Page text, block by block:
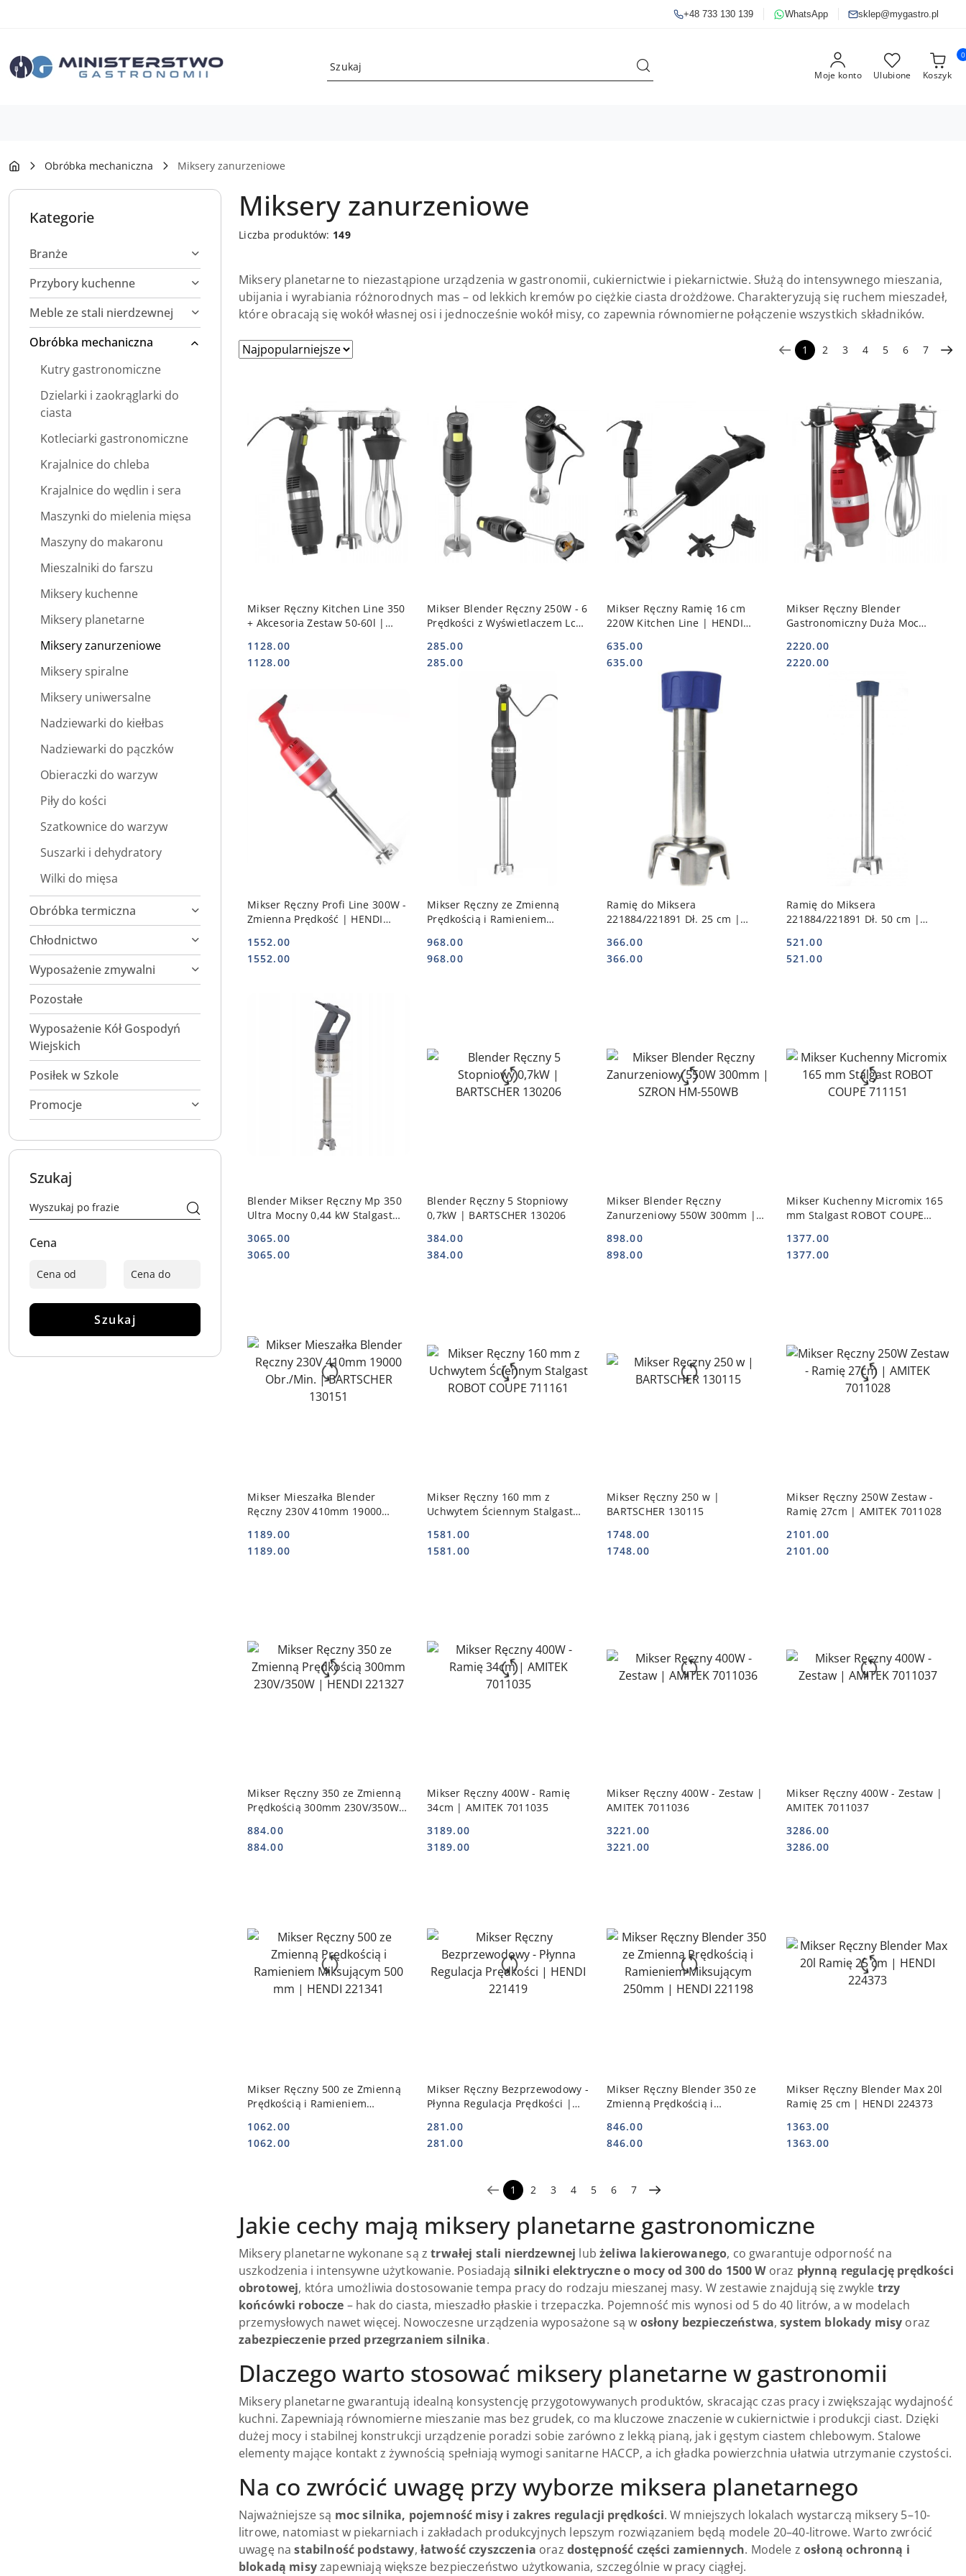
+48 733 130 139 WhatsApp sklep@mygastro.pl
Moje konto Ulubione Koszyk
0
Obróbka mechaniczna Miksery zanurzeniowe
Kategorie
Branże
Przybory kuchenne
Meble ze stali nierdzewnej
Obróbka mechaniczna
Kutry gastronomiczne
Dzielarki i zaokrąglarki do
ciasta
Kotleciarki gastronomiczne
Krajalnice do chleba
Krajalnice do wędlin i sera
Maszynki do mielenia mięsa
Maszyny do makaronu
Mieszalniki do farszu
Miksery kuchenne
Miksery planetarne
Miksery zanurzeniowe
Miksery spiralne
Miksery uniwersalne
Nadziewarki do kiełbas
Nadziewarki do pączków
Obieraczki do warzyw
Piły do kości
Szatkownice do warzyw
Suszarki i dehydratory
Wilki do mięsa
Obróbka termiczna
Chłodnictwo
Wyposażenie zmywalni
Pozostałe
Wyposażenie Kół Gospodyń
Wiejskich
Posiłek w Szkole
Promocje
Szukaj
Cena
Szukaj
Miksery zanurzeniowe
Liczba produktów: 149
Miksery planetarne to niezastąpione urządzenia w gastronomii, cukiernictwie i piekarnictwie. Służą do intensywnego mieszania,
ubijania i wyrabiania różnorodnych mas – od lekkich kremów po ciężkie ciasta drożdżowe. Charakteryzują się ruchem mieszadeł,
które obracają się wokół własnej osi i jednocześnie wokół misy, co zapewnia równomierne połączenie wszystkich składników.
Zastosowano
Sortuj
według
1 2 3 4 5 6 7
Mikser Ręczny Kitchen Line 350
+ Akcesoria Zestaw 50-60l |
Cena:
1128.00
Cena:
1128.00
DO KOSZYKA
Mikser Blender Ręczny 250W - 6
Prędkości z Wyświetlaczem Lcd
Cena:
285.00
Cena:
285.00
DO KOSZYKA
Mikser Ręczny Ramię 16 cm
220W Kitchen Line | HENDI
Cena:
635.00
Cena:
635.00
DO KOSZYKA
Mikser Ręczny Blender
Gastronomiczny Duża Moc
224380
Cena:
2220.00
Cena:
2220.00
DO KOSZYKA
Mikser Ręczny Profi Line 300W -
Zmienna Prędkość | HENDI
Cena:
1552.00
Cena:
1552.00
DO KOSZYKA
Mikser Ręczny ze Zmienną
Prędkością i Ramieniem
Ø100x816 | HENDI 221334
Cena:
968.00
Cena:
968.00
DO KOSZYKA
Ramię do Miksera
221884/221891 Dł. 25 cm |
Cena:
366.00
Cena:
366.00
DO KOSZYKA
Ramię do Miksera
221884/221891 Dł. 50 cm |
Cena:
521.00
Cena:
521.00
DO KOSZYKA
Blender Mikser Ręczny Mp 350
Ultra Mocny 0,44 kW Stalgast
Cena:
3065.00
Cena:
3065.00
DO KOSZYKA
Blender Ręczny 5 Stopniowy
0,7kW | BARTSCHER 130206
Cena:
384.00
Cena:
384.00
DO KOSZYKA
Mikser Blender Ręczny
Zanurzeniowy 550W 300mm |
Cena:
898.00
Cena:
898.00
DO KOSZYKA
Mikser Kuchenny Micromix 165
mm Stalgast ROBOT COUPE
Cena:
1377.00
Cena:
1377.00
DO KOSZYKA
Mikser Mieszałka Blender
Ręczny 230V 410mm 19000
Cena:
1189.00
Cena:
1189.00
DO KOSZYKA
Mikser Ręczny 160 mm z
Uchwytem Ściennym Stalgast
Cena:
1581.00
Cena:
1581.00
DO KOSZYKA
Mikser Ręczny 250 w |
BARTSCHER 130115
Cena:
1748.00
Cena:
1748.00
DO KOSZYKA
Mikser Ręczny 250W Zestaw -
Ramię 27cm | AMITEK 7011028
Cena:
2101.00
Cena:
2101.00
DO KOSZYKA
Mikser Ręczny 350 ze Zmienną
Prędkością 300mm 230V/350W |
Cena:
884.00
Cena:
884.00
DO KOSZYKA
Mikser Ręczny 400W - Ramię
34cm | AMITEK 7011035
Cena:
3189.00
Cena:
3189.00
DO KOSZYKA
Mikser Ręczny 400W - Zestaw |
AMITEK 7011036
Cena:
3221.00
Cena:
3221.00
DO KOSZYKA
Mikser Ręczny 400W - Zestaw |
AMITEK 7011037
Cena:
3286.00
Cena:
3286.00
DO KOSZYKA
Mikser Ręczny 500 ze Zmienną
Prędkością i Ramieniem
221341
Cena:
1062.00
Cena:
1062.00
DO KOSZYKA
Mikser Ręczny Bezprzewodowy -
Płynna Regulacja Prędkości |
Cena:
281.00
Cena:
281.00
DO KOSZYKA
Mikser Ręczny Blender 350 ze
Zmienną Prędkością i
| HENDI 221198
Cena:
846.00
Cena:
846.00
DO KOSZYKA
Mikser Ręczny Blender Max 20l
Ramię 25 cm | HENDI 224373
Cena:
1363.00
Cena:
1363.00
DO KOSZYKA
1 2 3 4 5 6 7
Jakie cechy mają miksery planetarne gastronomiczne
Miksery planetarne wykonane są ztrwałej stali nierdzewnej lubżeliwa lakierowanego, co gwarantuje odporność na
uszkodzenia i intensywne użytkowanie. Posiadają silniki elektryczne o mocy od 300 do 1500 Woraz płynną regulację prędkości
obrotowej, która umożliwia dostosowanie tempa pracy do rodzaju mieszanej masy. W zestawie znajdują się zwykle trzy
końcówki robocze – hak do ciasta, mieszadło płaskie i trzepaczka. Pojemność mis wynosi od 5 do 40 litrów, a w modelach
przemysłowych nawet więcej. Nowoczesne urządzenia wyposażone są w osłony bezpieczeństwa,system blokady misy oraz
zabezpieczenie przed przegrzaniem silnika.
Dlaczego warto stosować miksery planetarne w gastronomii
Miksery planetarne gwarantują idealną konsystencję przygotowywanych produktów, skracając czas pracy i zwiększając wydajność
kuchni. Zapewniają równomierne mieszanie mas bez grudek, co ma kluczowe znaczenie w cukiernictwie i produkcji ciast. Dzięki
dużej mocy i stabilnej konstrukcji urządzenie poradzi sobie zarówno z lekką pianą, jak i gęstym ciastem chlebowym. Stalowe
elementy mające kontakt z żywnością spełniają wymogi sanitarne HACCP, a ich gładka powierzchnia ułatwia utrzymanie czystości.
Na co zwrócić uwagę przy wyborze miksera planetarnego
Najważniejsze są moc silnika, pojemność misy i zakres regulacji prędkości. W mniejszych lokalach wystarczą miksery 5–10-
litrowe, natomiast w piekarniach i zakładach produkcyjnych lepszym rozwiązaniem będą modele 20–40-litrowe. Warto zwrócić
uwagę nastabilność podstawy, łatwość czyszczenia oraz dostępność części zamiennych. Modele zosłoną ochronną i
blokadą misyzapewniają większe bezpieczeństwo użytkowania, szczególnie w pracy ciągłej.